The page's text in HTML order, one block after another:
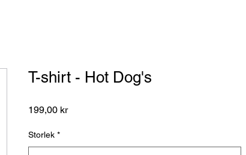
T-shirt - Hot Dog's
199,00 krPris
Storlek *